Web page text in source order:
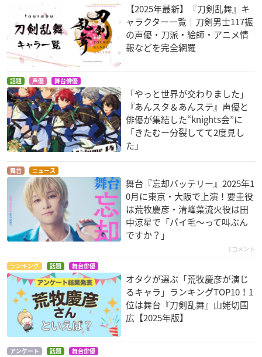
【2025年最新】『刀剣乱舞』キ
ャラクター一覧｜刀剣男士117振
の声優・刀派・絵師・アニメ情
報などを完全網羅
話題 声優 舞台俳優
「やっと世界が交わりました」
『あんスタ＆あんステ』声優と
俳優が集結した“knights会”に
「きたむー分裂してて2度見し
た」
舞台 ニュース
舞台『忘却バッテリー』2025年1
0月に東京・大阪で上演！要圭役
は荒牧慶彦・清峰葉流火役は田
中涼星で「パイ毛〜って叫ぶん
ですか？」
1コメント
ランキング 話題 舞台俳優
オタクが選ぶ「荒牧慶彦が演じ
るキャラ」ランキングTOP10！1
位は舞台『刀剣乱舞』山姥切国
広【2025年版】
アンケート 話題 舞台俳優